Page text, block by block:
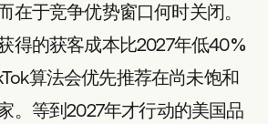
在于竞争优势窗口何时关闭。
得的获客成本比2027年低40%
算法会优先推荐在尚未饱和
。等到2027年才行动的美国品